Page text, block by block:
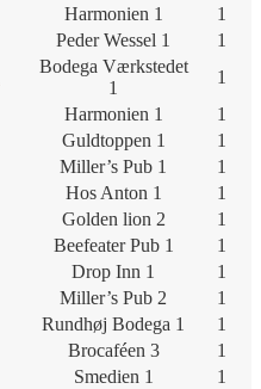
Harmonien 1
1
Peder Wessel 1
1
Bodega Værkstedet
1
1
Harmonien 1
1
Guldtoppen 1
1
Miller’s Pub 1
1
Hos Anton 1
1
Golden lion 2
1
Beefeater Pub 1
1
Drop Inn 1
1
Miller’s Pub 2
1
Rundhøj Bodega 1
1
Brocaféen 3
1
Smedien 1
1